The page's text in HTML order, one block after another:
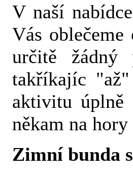
V naší
Vás
určitě
takříkajíc
aktivitu úplně
někam na
Zimní bunda